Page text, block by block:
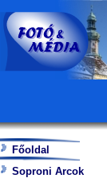
Főoldal
Soproni Arcok